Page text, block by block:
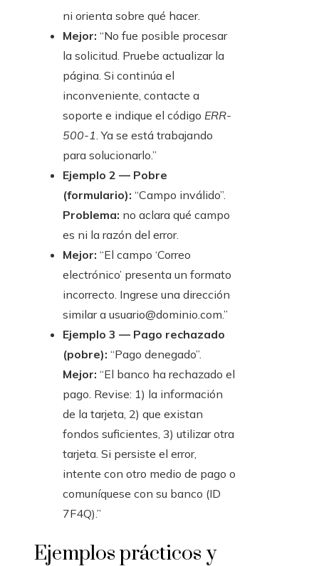
ni orienta sobre qué hacer.
Mejor: “No fue posible procesar
la solicitud. Pruebe actualizar la
página. Si continúa el
inconveniente, contacte a
soporte e indique el código ERR-
500-1. Ya se está trabajando
para solucionarlo.”
Ejemplo 2 — Pobre
(formulario): “Campo inválido”.
Problema: no aclara qué campo
es ni la razón del error.
Mejor: “El campo ‘Correo
electrónico’ presenta un formato
incorrecto. Ingrese una dirección
similar a usuario@dominio.com.”
Ejemplo 3 — Pago rechazado
(pobre): “Pago denegado”.
Mejor: “El banco ha rechazado el
pago. Revise: 1) la información
de la tarjeta, 2) que existan
fondos suficientes, 3) utilizar otra
tarjeta. Si persiste el error,
intente con otro medio de pago o
comuníquese con su banco (ID
7F4Q).”
Ejemplos prácticos y